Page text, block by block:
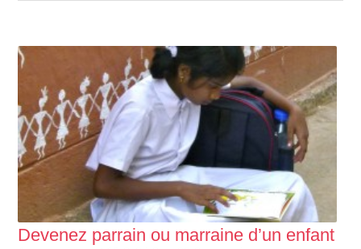
Devenez parrain ou marraine d’un enfant